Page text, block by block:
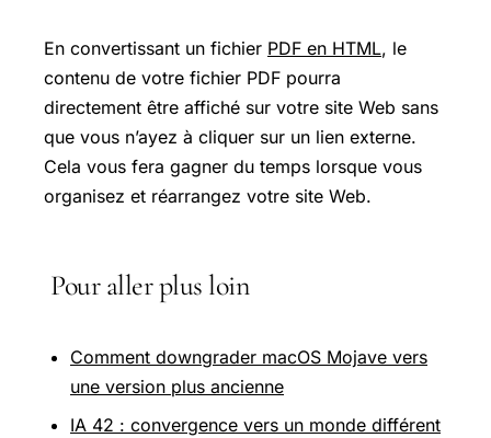
En convertissant un fichier PDF en HTML, le
contenu de votre fichier PDF pourra
directement être affiché sur votre site Web sans
que vous n’ayez à cliquer sur un lien externe.
Cela vous fera gagner du temps lorsque vous
organisez et réarrangez votre site Web.
Pour aller plus loin
Comment downgrader macOS Mojave vers
une version plus ancienne
IA 42 : convergence vers un monde différent